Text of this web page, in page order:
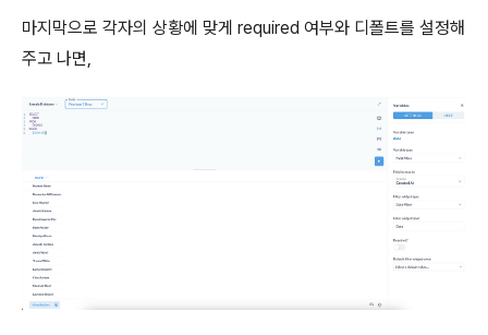
마지막으로 각자의 상황에 맞게 required 여부와 디폴트를 설정해
주고 나면,